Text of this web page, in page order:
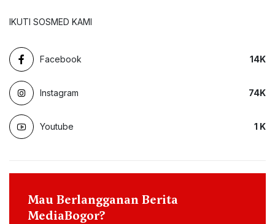
IKUTI SOSMED KAMI
Facebook 14K
Instagram 74K
Youtube 1 K
Mau Berlangganan Berita
MediaBogor?